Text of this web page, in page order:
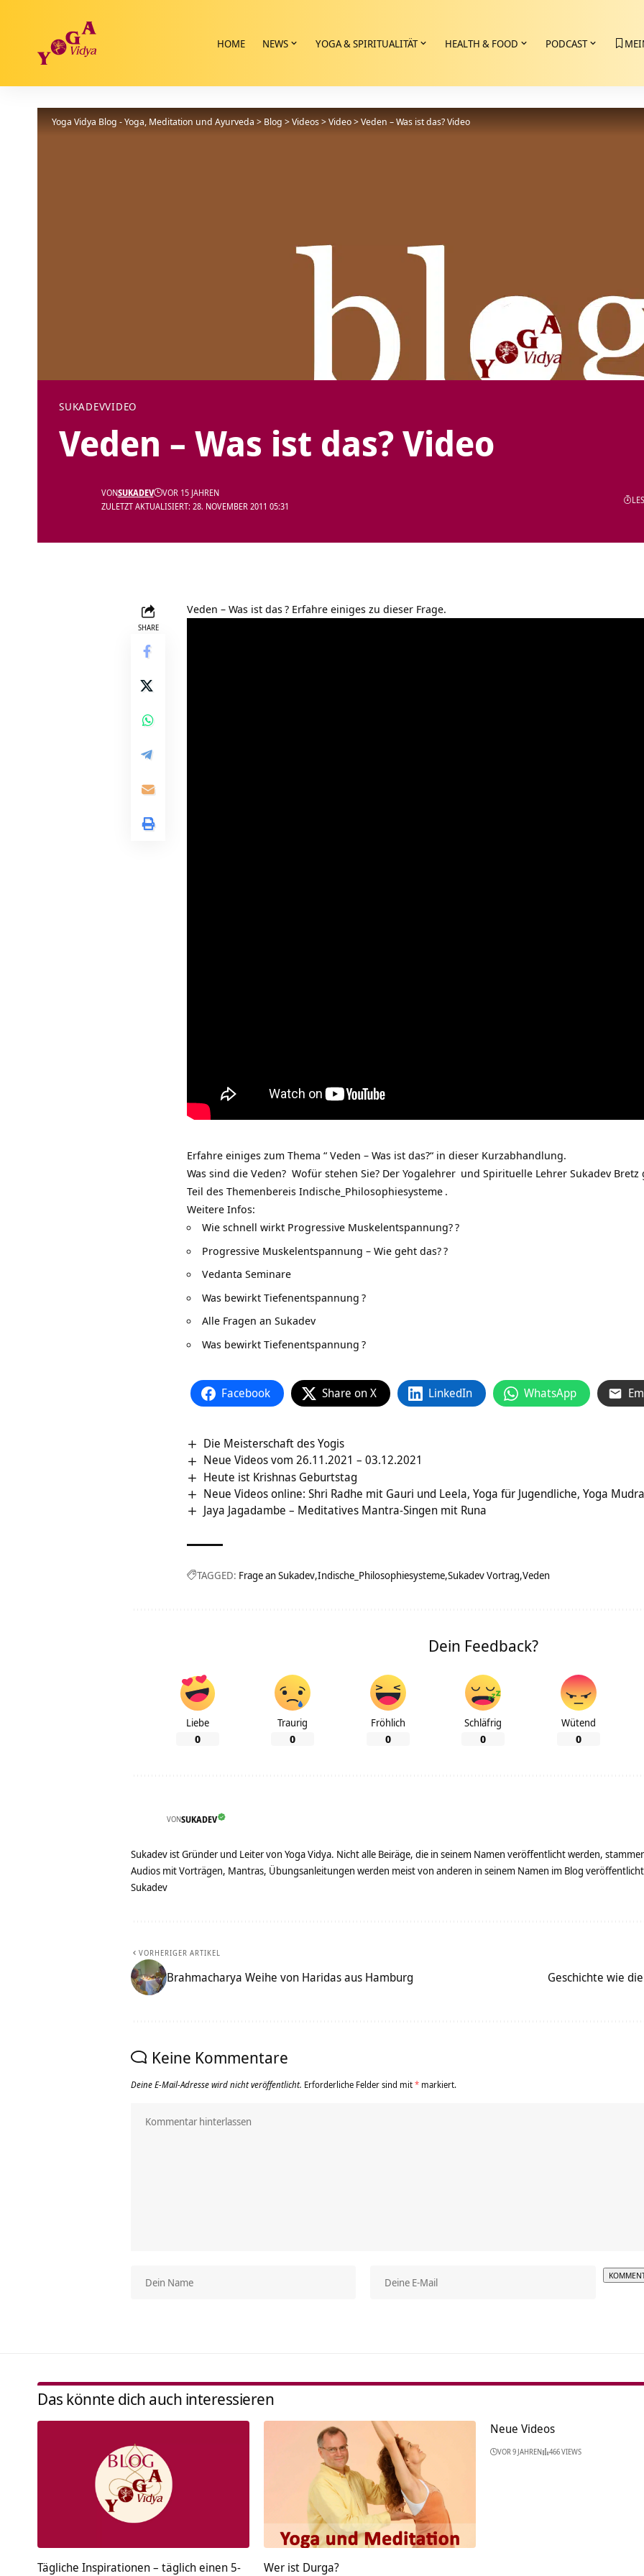
HOME NEWS YOGA & SPIRITUALITÄT HEALTH & FOOD PODCAST
Yoga Vidya Blog - Yoga, Meditation und Ayurveda > Blog >Videos>Video>Veden – Was ist das? Video
SUKADEVVIDEO
Veden – Was ist das? Video
ZULETZT AKTUALISIERT: 28. NOVEMBER 2011 05:31
VONSUKADEV VOR 15 JAHREN
SHARE
Veden – Was ist das? Erfahre einiges zu dieser Frage.
Erfahre einiges zum Thema “ Veden – Was ist das?“ in dieser Kurzabhandlung.
Was sind die Veden? Wofür stehen Sie? Der Yogalehrer und Spirituelle Lehrer Sukadev
Teil des Themenbereis Indische_Philosophiesysteme .
Weitere Infos:
Wie schnell wirkt Progressive Muskelentspannung??
Progressive Muskelentspannung – Wie geht das??
Vedanta Seminare
Was bewirkt Tiefenentspannung ?
Alle Fragen an Sukadev
Was bewirkt Tiefenentspannung ?
Facebook Share on X LinkedIn WhatsApp
Die Meisterschaft des Yogis
Neue Videos vom 26.11.2021 – 03.12.2021
Heute ist Krishnas Geburtstag
Neue Videos online: Shri Radhe mit Gauri und Leela, Yoga für Jugendliche, Yoga
Jaya Jagadambe – Meditatives Mantra-Singen mit Runa
TAGGED: Frage an Sukadev Indische_Philosophiesysteme Sukadev Vortrag Veden
Dein Feedback?
Liebe
0
Traurig
0
Fröhlich
0
Schläfrig
0
Wütend
0
VONSUKADEV
Sukadev ist Gründer und Leiter von Yoga Vidya. Nicht alle Beiräge, die in seinem Namen veröffentlicht werden,
Audios mit Vorträgen, Mantras, Übungsanleitungen werden meist von anderen in seinem Namen im Blog
Sukadev
VORHERIGER ARTIKEL
Brahmacharya Weihe von Haridas aus Hamburg Geschichte wie
Keine Kommentare
Deine E-Mail-Adresse wird nicht veröffentlicht. Erforderliche Felder sind mit* markiert.
Das könnte dich auch interessieren
Tägliche Inspirationen – täglich einen 5- Wer ist Durga?
Neue Videos
VOR 9 JAHREN 466 VIEWS